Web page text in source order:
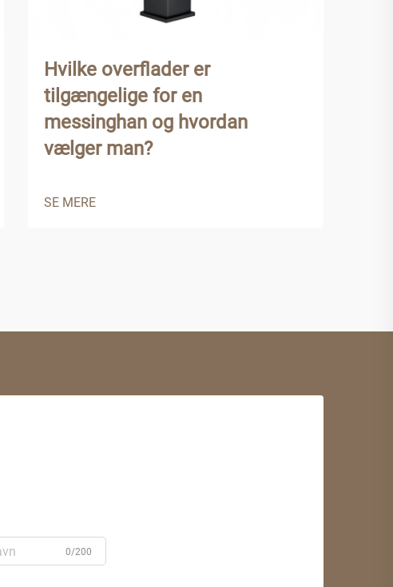
Hvilke overflader er
tilgængelige for en
messinghan og hvordan
vælger man?
SE MERE
0/200